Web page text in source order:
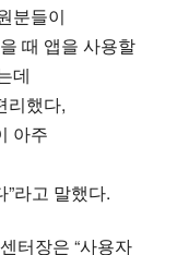
분들이
때 앱을 사용할
데
리했다,
아주
라고 말했다.
터장은 “사용자